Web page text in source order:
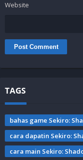
Website
TAGS
bahas game Sekiro:
cara dapatin Sekiro:
cara main Sekiro: